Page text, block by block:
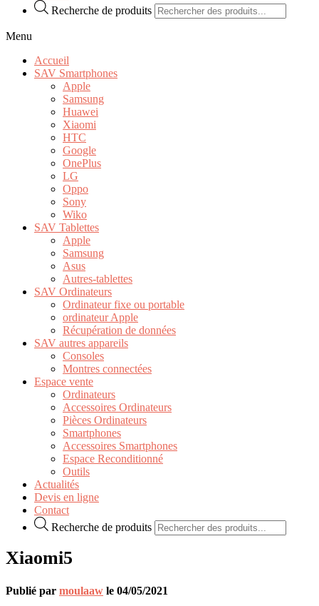
Recherche de produits
Menu
Accueil
SAV Smartphones
Apple
Samsung
Huawei
Xiaomi
HTC
Google
OnePlus
LG
Oppo
Sony
Wiko
SAV Tablettes
Apple
Samsung
Asus
Autres-tablettes
SAV Ordinateurs
Ordinateur fixe ou portable
ordinateur Apple
Récupération de données
SAV autres appareils
Consoles
Montres connectées
Espace vente
Ordinateurs
Accessoires Ordinateurs
Pièces Ordinateurs
Smartphones
Accessoires Smartphones
Espace Reconditionné
Outils
Actualités
Devis en ligne
Contact
Recherche de produits
Xiaomi5
Publié par moulaaw le 04/05/2021